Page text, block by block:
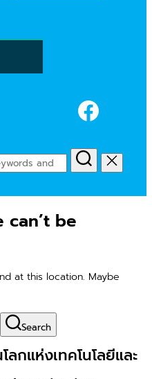
can’t be
at this location. Maybe
Search
กแห่งเทคโนโลยีและ